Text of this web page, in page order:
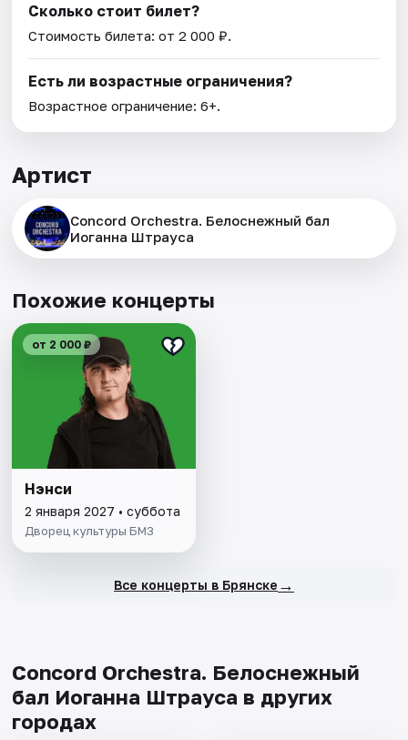
Сколько стоит билет?
Стоимость билета: от 2 000 ₽.
Есть ли возрастные ограничения?
Возрастное ограничение: 6+.
Артист
Concord Orchestra. Белоснежный бал
Иоганна Штрауса
Похожие концерты
от 2 000 ₽
Нэнси
2 января 2027 • суббота
Дворец культуры БМЗ
Все концерты в Брянске →
Concord Orchestra. Белоснежный
бал Иоганна Штрауса в других
городах